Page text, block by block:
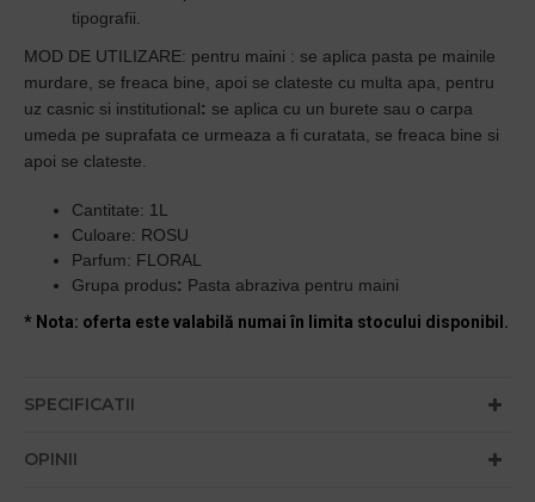
tipografii.
MOD DE UTILIZARE: pentru maini : se aplica pasta pe mainile
murdare, se freaca bine, apoi se clateste cu multa apa, pentru
uz casnic si institutional: se aplica cu un burete sau o carpa
umeda pe suprafata ce urmeaza a fi curatata, se freaca bine si
apoi se clateste.
Cantitate: 1L
Culoare: ROSU
Parfum: FLORAL
Grupa produs: Pasta abraziva pentru maini
* Nota: oferta este valabilă numai în limita stocului disponibil.
SPECIFICATII
OPINII